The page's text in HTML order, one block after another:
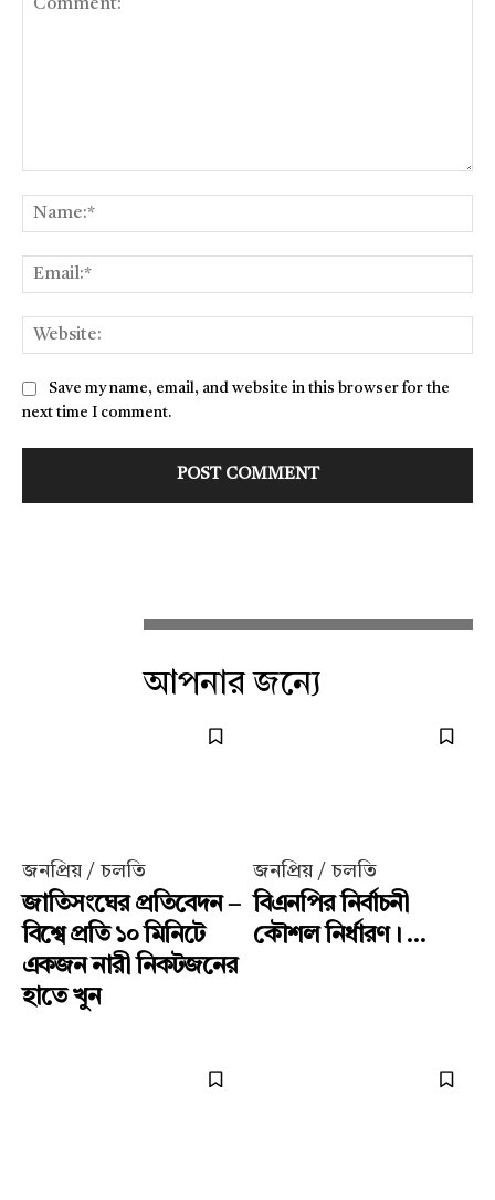
Save my name, email, and website in this browser for the
next time I comment.
আপনার জন্যে
জনপ্রিয় / চলতি
জাতিসংঘের প্রতিবেদন –
বিশ্বে প্রতি ১০ মিনিটে
একজন নারী নিকটজনের
হাতে খুন
জনপ্রিয় / চলতি
বিএনপির নির্বাচনী
কৌশল নির্ধারণ। ...